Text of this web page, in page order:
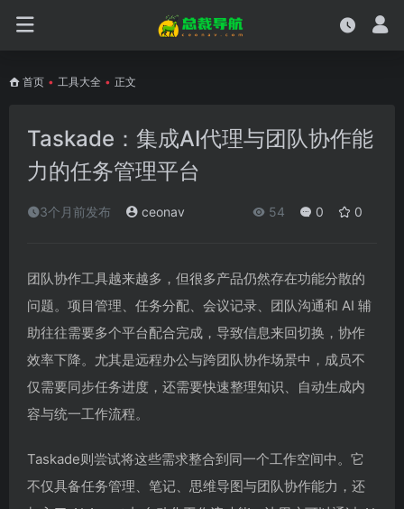
首页 • 工具大全 • 正文
Taskade：集成AI代理与团队协作能
力的任务管理平台
3个月前发布 ceonav 54 0 0
团队协作工具越来越多，但很多产品仍然存在功能分散的
问题。项目管理、任务分配、会议记录、团队沟通和 AI 辅
助往往需要多个平台配合完成，导致信息来回切换，协作
效率下降。尤其是远程办公与跨团队协作场景中，成员不
仅需要同步任务进度，还需要快速整理知识、自动生成内
容与统一工作流程。
Taskade则尝试将这些需求整合到同一个工作空间中。它
不仅具备任务管理、笔记、思维导图与团队协作能力，还